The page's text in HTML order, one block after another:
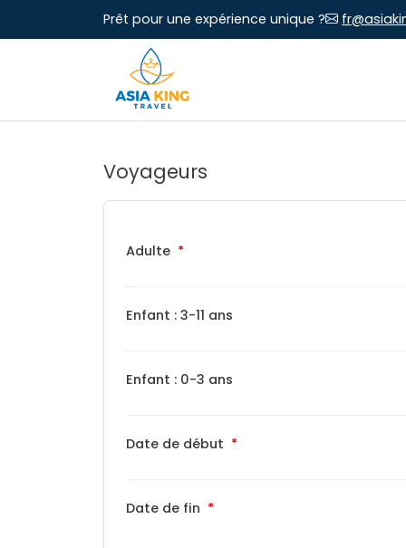
Prêt pour une expérience unique ?
Voyageurs
Adulte
Enfant : 3-11 ans
Enfant : 0-3 ans
Date de début
Date de fin